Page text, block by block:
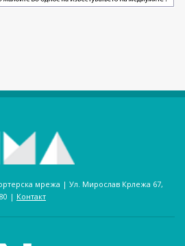
мрежа | Ул. Мирослав Крлежа 67,
| Контакт